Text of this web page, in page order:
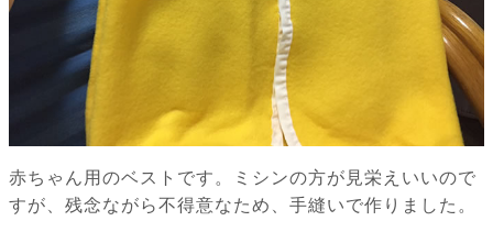
赤ちゃん用のベストです。ミシンの方が見栄えいいので
すが、残念ながら不得意なため、手縫いで作りました。